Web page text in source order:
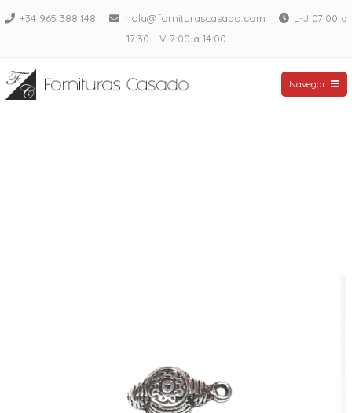
Saltar+34 965 388 148 hola@forniturascasado.com
L-J 07:00 a
17:30 - V 7:00 a 14:00
Fornituras Casado
Navegar